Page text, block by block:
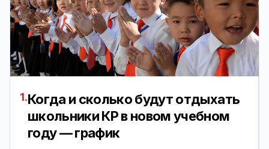
1.Когда и сколько будут отдыхать
школьники КР в новом учебном
году — график